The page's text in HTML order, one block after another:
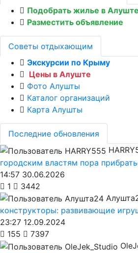
Подобрать жилье в Алуште
Разместить объявление
Советы отдыхающим
Экскурсии по Крыму
Цены в Алуште
Фото Алушты
Каталог организаций
Карта Алушты
Последние обновления
городским властям пора
14:57 30.06.2026
1
3442
конструкторы: развивающие
23:27 12.09.2024
155
7397